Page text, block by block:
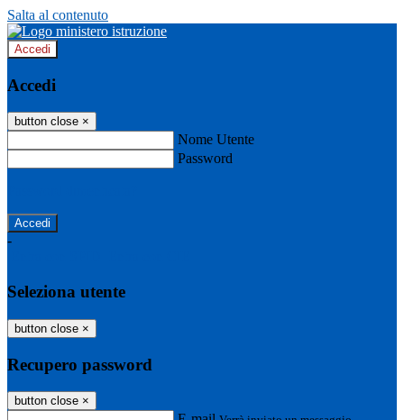
Salta al contenuto
Accedi
Accedi
button close ×
Nome Utente
Password
-
Seleziona utente
button close ×
Recupero password
button close ×